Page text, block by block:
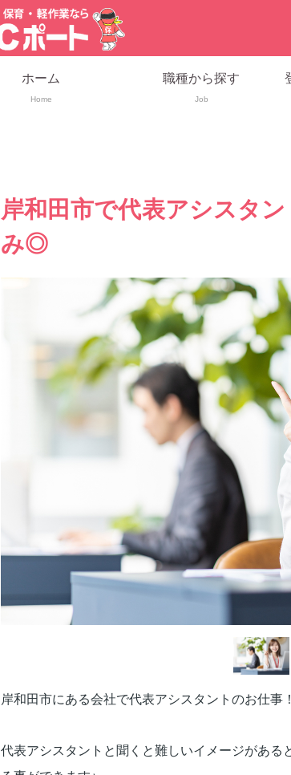
ホーム
Home
職種から探す
Job
岸和田市で代表アシスタ
み◎
岸和田市にある会社で代表アシスタントのお仕事！
代表アシスタントと聞くと難しいイメージがある